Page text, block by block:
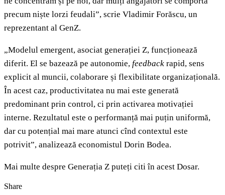
precum niște lorzi feudali”, scrie Vladimir Forăscu, un
reprezentant al GenZ.
„Modelul emergent, asociat generației Z, funcționează
diferit. El se bazează pe autonomie, feedback rapid, sens
explicit al muncii, colaborare și flexibilitate organizațională.
În acest caz, productivitatea nu mai este generată
predominant prin control, ci prin activarea motivației
interne. Rezultatul este o performanță mai puțin uniformă,
dar cu potențial mai mare atunci cînd contextul este
potrivit”, analizează economistul Dorin Bodea.
Mai multe despre Generația Z puteți citi în acest Dosar.
Share